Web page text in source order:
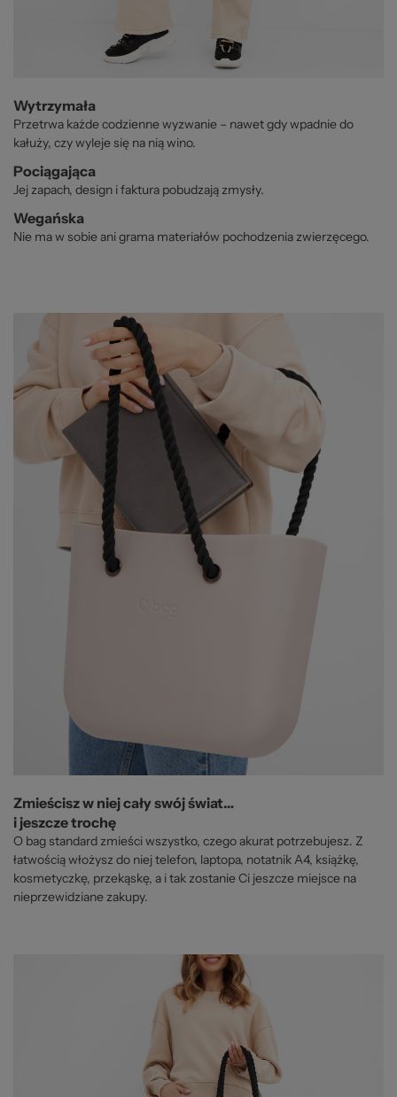
Wytrzymała
Przetrwa każde codzienne wyzwanie – nawet gdy wpadnie do
kałuży, czy wyleje się na nią wino.
Pociągająca
Jej zapach, design i faktura pobudzają zmysły.
Wegańska
Nie ma w sobie ani grama materiałów pochodzenia zwierzęcego.
Zmieścisz w niej cały swój świat…
i jeszcze trochę
O bag standard zmieści wszystko, czego akurat potrzebujesz. Z
łatwością włożysz do niej telefon, laptopa, notatnik A4, książkę,
kosmetyczkę, przekąskę, a i tak zostanie Ci jeszcze miejsce na
nieprzewidziane zakupy.